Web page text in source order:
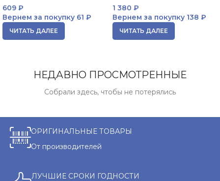
609 ₽
Вернем за покупку 61 ₽
ЧИТАТЬ ДАЛЕЕ
1 380 ₽
Вернем за покупку 138 ₽
ЧИТАТЬ ДАЛЕЕ
НЕДАВНО ПРОСМОТРЕННЫЕ
Собрали здесь, чтобы не потерялись
ОРИГИНАЛЬНЫЕ ТОВАРЫ
От производителей
ЛУЧШИЕ СРОКИ ГОДНОСТИ